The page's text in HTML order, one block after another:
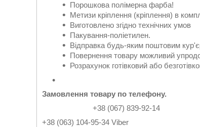
Порошкова полімерна фарба!
Метизи кріплення (кріплення) в
Виготовлено згідно технічних умов
Пакування-поліетилен.
Відправка будь-яким поштовим
Повернення товару можливий
Розрахунок готівковий або
Замовлення товару по телефону.
+38 (067) 839-92-14
+38 (063) 104-95-34 Viber